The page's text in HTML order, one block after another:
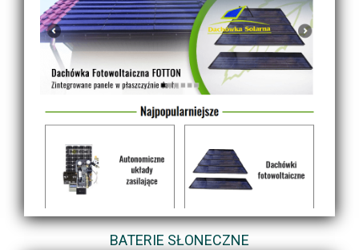
BATERIE SŁONECZNE